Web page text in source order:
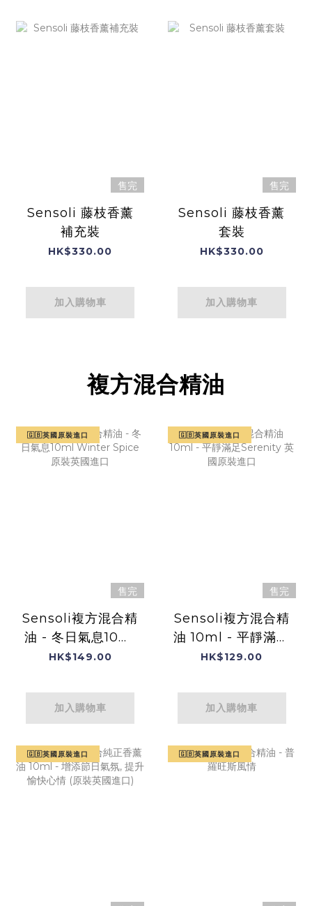
售完
Sensoli 藤枝香薰
補充裝
HK$330.00
加入購物車
售完
Sensoli 藤枝香薰
套裝
HK$330.00
加入購物車
複方混合精油
🇬🇧英國原裝進口
售完
Sensoli複方混合精
油 - 冬日氣息10ml
Winter Spice 原
HK$149.00
加入購物車
🇬🇧英國原裝進口
售完
Sensoli複方混合精
油 10ml - 平靜滿足
Serenity 英國原裝
HK$129.00
加入購物車
🇬🇧英國原裝進口 🇬🇧英國原裝進口